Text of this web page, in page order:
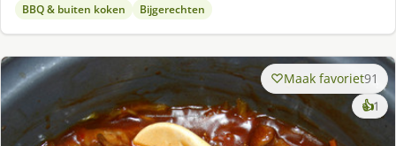
BBQ & buiten koken Bijgerechten
Maak favoriet91
👍1